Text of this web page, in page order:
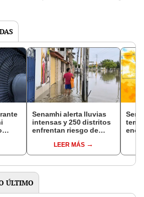
Senamhi alerta lluvias
intensas y 250 distritos
enfrentan riesgo de
deslizamientos: revisa
la lista completa
LEER MÁS
Niño
ÚLTIMO